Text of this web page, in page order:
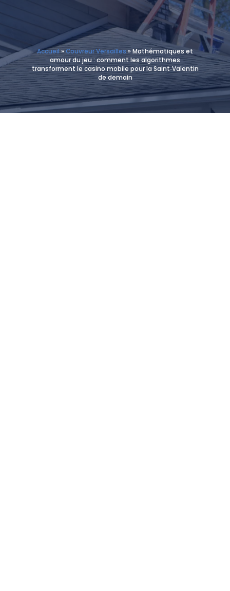
Accueil » Couvreur Versailles »Mathématiques et
amour du jeu : comment les algorithmes
transforment le casino mobile pour la Saint‑Valentin
de demain